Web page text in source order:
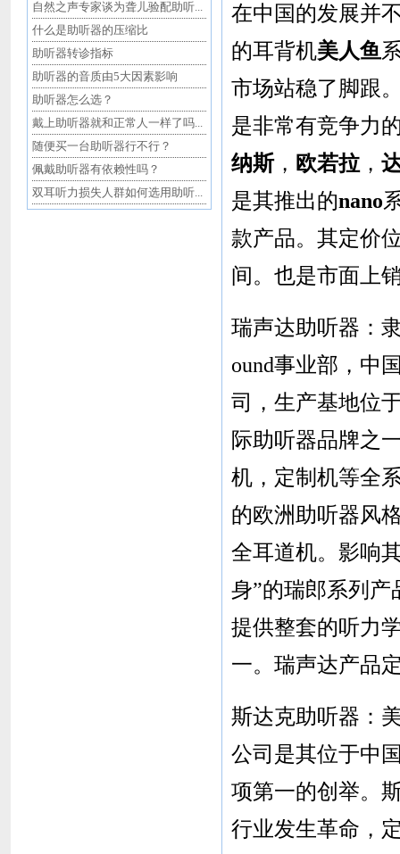
自然之声专家谈为聋儿验配助听...
什么是助听器的压缩比
助听器转诊指标
助听器的音质由5大因素影响
助听器怎么选？
戴上助听器就和正常人一样了吗...
随便买一台助听器行不行？
佩戴助听器有依赖性吗？
双耳听力损失人群如何选用助听...
在中国的发展并
的耳背机美人鱼
市场站稳了脚跟
是非常有竞争力
纳斯， 欧若拉 ，
是其推出的nano
款产品。其定价
间。也是市面上
瑞声达助听器：
ound事业部，中
司，生产基地位
际助听器品牌之
机，定制机等全
的欧洲助听器风
全耳道机。影响
身”的瑞郎系列
提供整套的听力
一。瑞声达产品
斯达克助听器：
公司是其位于中
项第一的创举。
行业发生革命，